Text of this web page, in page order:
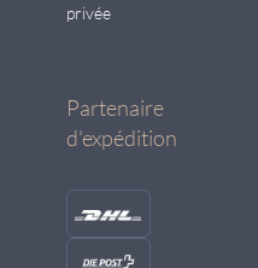
privée
Partenaire
d'expédition